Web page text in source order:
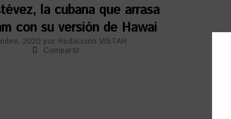
la cubana que arrasa
con su versión de Hawai
2020 por Redacción VISTAR
Compartir